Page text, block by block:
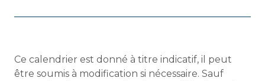
Ce calendrier est donné à titre indicatif, il peut
être soumis à modification si nécessaire. Sauf